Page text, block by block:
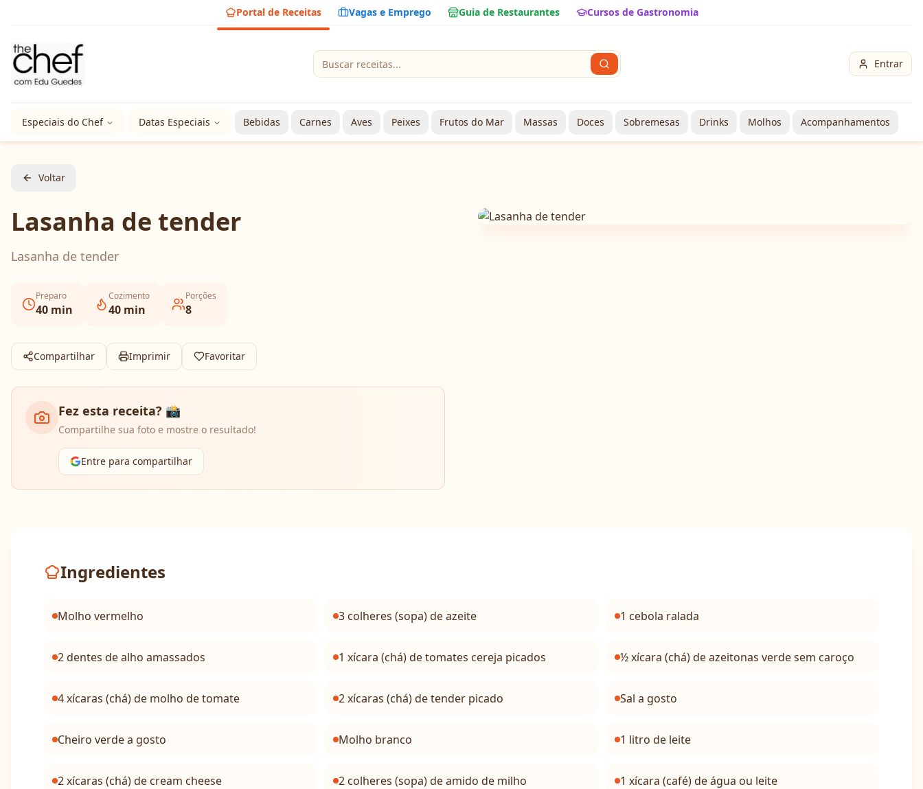
Portal de Receitas Vagas e Emprego Guia de Restaurantes Cursos de Gastronomia
Entrar
Especiais do Chef Datas Especiais Bebidas Carnes Aves Peixes Frutos do Mar Massas Doces Sobremesas Drinks Molhos Acompanhamentos
Voltar
Lasanha de tender
Lasanha de tender
Preparo
40 min
Cozimento
40 min
Porções
8
Compartilhar Imprimir Favoritar
Fez esta receita? 📸
Compartilhe sua foto e mostre o resultado!
Entre para compartilhar
Ingredientes
Molho vermelho 3 colheres (sopa) de azeite 1 cebola ralada
2 dentes de alho amassados 1 xícara (chá) de tomates cereja picados ½ xícara (chá) de azeitonas verde sem caroço
4 xícaras (chá) de molho de tomate 2 xícaras (chá) de tender picado Sal a gosto
Cheiro verde a gosto Molho branco 1 litro de leite
2 xícaras (chá) de cream cheese 2 colheres (sopa) de amido de milho 1 xícara (café) de água ou leite